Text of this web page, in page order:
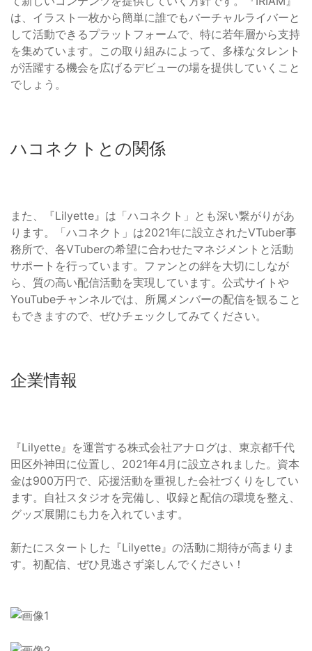
は、イラスト一枚から簡単に誰でもバーチャルライバーと
して活動できるプラットフォームで、特に若年層から支持
を集めています。この取り組みによって、多様なタレント
が活躍する機会を広げるデビューの場を提供していくこと
でしょう。
ハコネクトとの関係
また、『Lilyette』は「ハコネクト」とも深い繋がりがあ
ります。「ハコネクト」は2021年に設立されたVTuber事
務所で、各VTuberの希望に合わせたマネジメントと活動
サポートを行っています。ファンとの絆を大切にしなが
ら、質の高い配信活動を実現しています。公式サイトや
YouTubeチャンネルでは、所属メンバーの配信を観ること
もできますので、ぜひチェックしてみてください。
企業情報
『Lilyette』を運営する株式会社アナログは、東京都千代
田区外神田に位置し、2021年4月に設立されました。資本
金は900万円で、応援活動を重視した会社づくりをしてい
ます。自社スタジオを完備し、収録と配信の環境を整え、
グッズ展開にも力を入れています。
新たにスタートした『Lilyette』の活動に期待が高まりま
す。初配信、ぜひ見逃さず楽しんでください！